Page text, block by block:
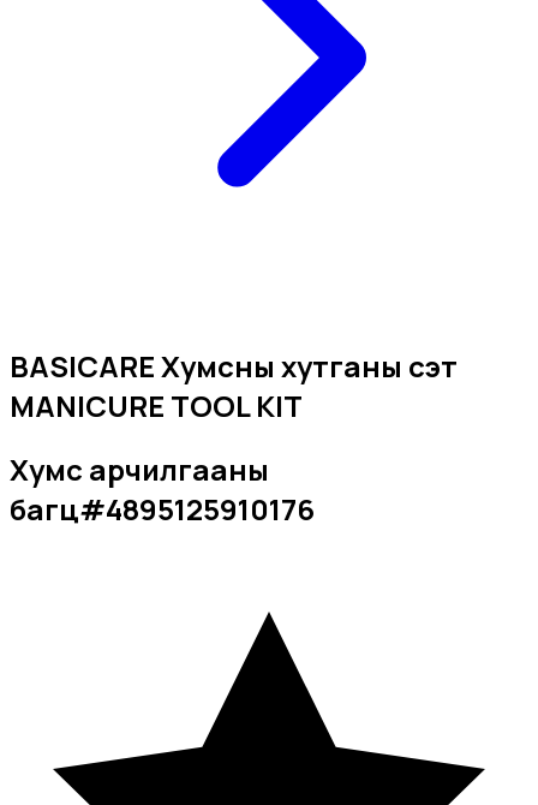
BASICARE Хумсны хутганы сэт
MANICURE TOOL KIT
Хумс арчилгааны
багц#4895125910176